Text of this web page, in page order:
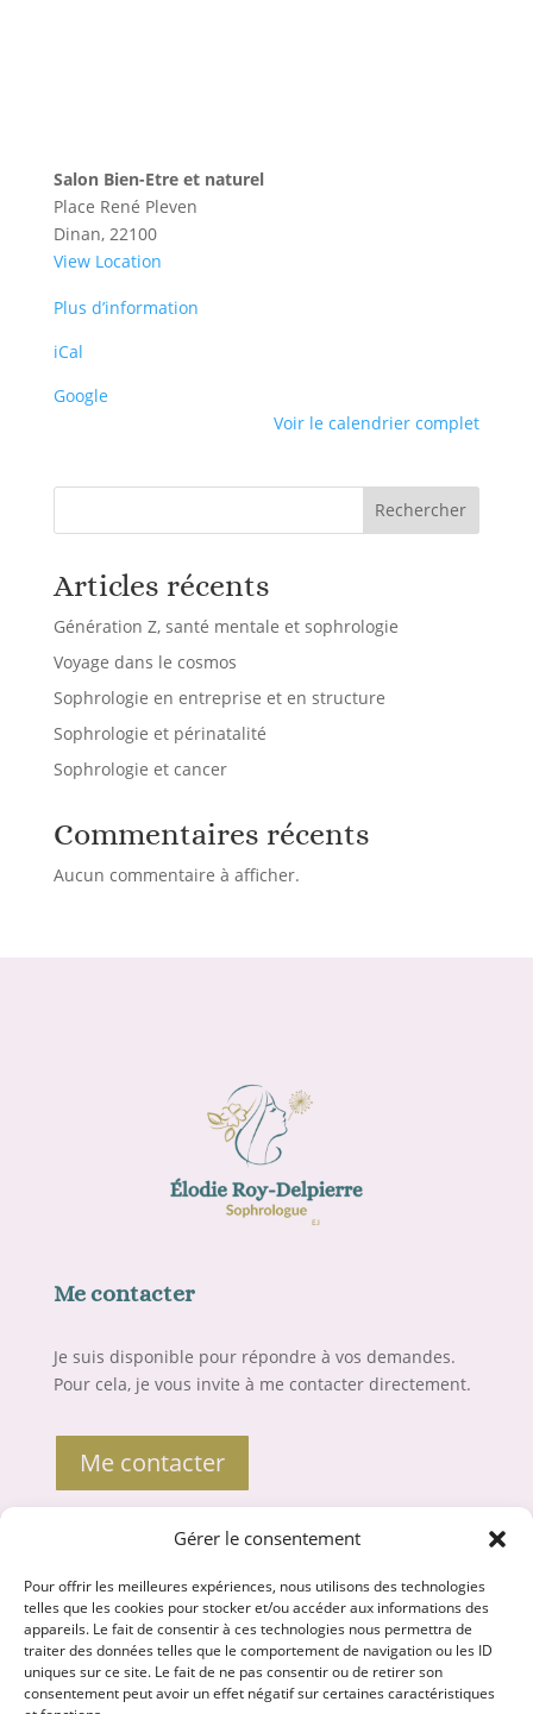
Gérer le consentement
Pour offrir les meilleures expériences, nous utilisons des technologies
telles que les cookies pour stocker et/ou accéder aux informations des
appareils. Le fait de consentir à ces technologies nous permettra de
traiter des données telles que le comportement de navigation ou les ID
uniques sur ce site. Le fait de ne pas consentir ou de retirer son
consentement peut avoir un effet négatif sur certaines caractéristiques
Salon Bien-Etre et naturel
Place René Pleven
Dinan, 22100
View Location
Plus d’information
iCal
Google
Voir le calendrier complet
Rechercher
Articles récents
Génération Z, santé mentale et sophrologie
Voyage dans le cosmos
Sophrologie en entreprise et en structure
Sophrologie et périnatalité
Sophrologie et cancer
Commentaires récents
Aucun commentaire à afficher.
Me contacter
Je suis disponible pour répondre à vos demandes.
Pour cela, je vous invite à me contacter directement.
Me contacter
Liens utiles
Mentions légales
Politique de confidentialité
CGV et médiation